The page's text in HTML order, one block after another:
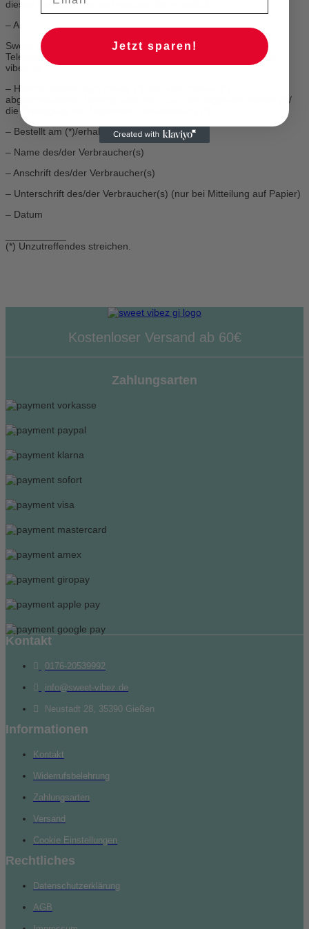
dieses Formular aus und senden Sie es zurück.)
– An
Sweet Vibez, Neuen Bäue 1, 35390 Gießen, Deutschland,
Telefonnummer: 0176 20539992, E-Mail-Adresse: info@sweet-
vibez.de
– Hiermit widerrufe(n) ich/wir (*) den von mir/uns (*)
abgeschlossenen Vertrag über den Kauf der folgenden Waren (*)/
die Erbringung der folgenden Dienstleistung (*)
– Bestellt am (*)/erhalten am (*)
– Name des/der Verbraucher(s)
– Anschrift des/der Verbraucher(s)
– Unterschrift des/der Verbraucher(s) (nur bei Mitteilung auf Papier)
– Datum
(*) Unzutreffendes streichen.
Kostenloser Versand ab 60€
Zahlungsarten
Kontakt
0176-20539992
info@sweet-vibez.de
Neustadt 28, 35390 Gießen
Informationen
Kontakt
Widerrufsbelehrung
Zahlungsarten
Versand
Cookie Einstellungen
Rechtliches
Datenschutzerklärung
AGB
Jetzt sparen!